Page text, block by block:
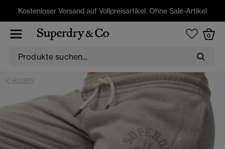
Kostenloser Versand auf Vollpreisartikel. Ohne Sale-Artikel
0
HOSEN